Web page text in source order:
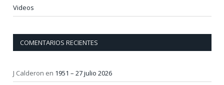
Videos
COMENTARIOS RECIENTES
J Calderon en 1951 – 27 julio 2026